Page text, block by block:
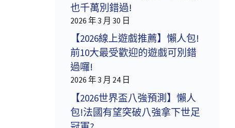
也千萬別錯過!
2026 年 3 月 30 日
【2026線上遊戲推薦】懶人包!
前10大最受歡迎的遊戲可別錯
過囉!
2026 年 3 月 24 日
【2026世界盃八強預測】懶人
包!法國有望突破八強拿下世足